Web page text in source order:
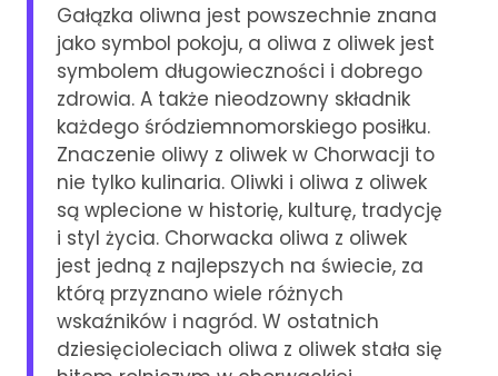
Gałązka oliwna jest powszechnie znana
jako symbol pokoju, a oliwa z oliwek jest
symbolem długowieczności i dobrego
zdrowia. A także nieodzowny składnik
każdego śródziemnomorskiego posiłku.
Znaczenie oliwy z oliwek w Chorwacji to
nie tylko kulinaria. Oliwki i oliwa z oliwek
są wplecione w historię, kulturę, tradycję
i styl życia. Chorwacka oliwa z oliwek
jest jedną z najlepszych na świecie, za
którą przyznano wiele różnych
wskaźników i nagród. W ostatnich
dziesięcioleciach oliwa z oliwek stała się